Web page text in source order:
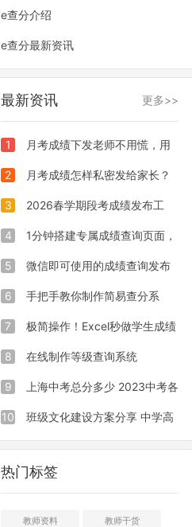
e查分介绍
e查分最新资讯
最新资讯 更多>>
1 月考成绩下发老师不用慌，用
易查分小程序三步高效完成发布
2 月考成绩怎样私密发给家长？
学会这招，班主任都夸实用！
3 2026春学期段考成绩发布工
具，老师办公减负神器
4 1分钟搭建专属成绩查询页面，
这个小程序成为班主任得力助手！
5 微信即可使用的成绩查询发布
工具，易查分无需下载老师零门槛操
作
6 手把手教你制作简易查分系
统，二维码、链接均可查询
7 极简操作！Excel秒做学生成绩
查询小系统
8 在线制作等级查询系统
9 上海中考总分多少 2023中考各
科目满分值
10 班级文化建设方案分享 中学高
中建设方案
热门标签
教师资料 教师干货